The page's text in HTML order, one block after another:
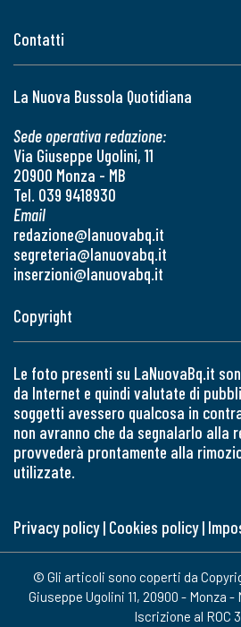
Contatti
La Nuova Bussola Quotidiana
Sede operativa redazione:
Via Giuseppe Ugolini, 11
20900 Monza - MB
Tel. 039 9418930
Email
redazione@lanuovabq.it
segreteria@lanuovabq.it
inserzioni@lanuovabq.it
Copyright
Le foto presenti su LaNuovaBq.it
da Internet e quindi valutate di
soggetti avessero qualcosa in
non avranno che da segnalarlo alla
provvederà prontamente alla
utilizzate.
Privacy policy| Cookies policy|
© Gli articoli sono coperti da
Giuseppe Ugolini 11, 20900 - Monza -
Iscrizione al ROC